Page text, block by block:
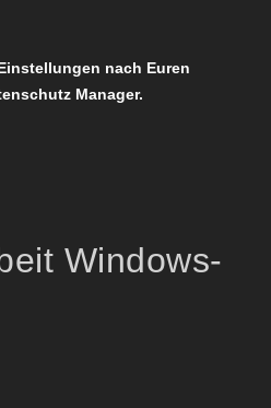
nach Euren
Manager.
Windows-